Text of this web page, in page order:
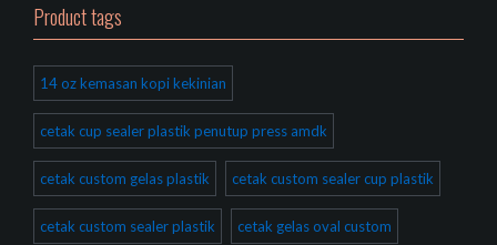
Product tags
14 oz kemasan kopi kekinian
cetak cup sealer plastik penutup press amdk
cetak custom gelas plastik cetak custom sealer cup plastik
cetak custom sealer plastik cetak gelas oval custom